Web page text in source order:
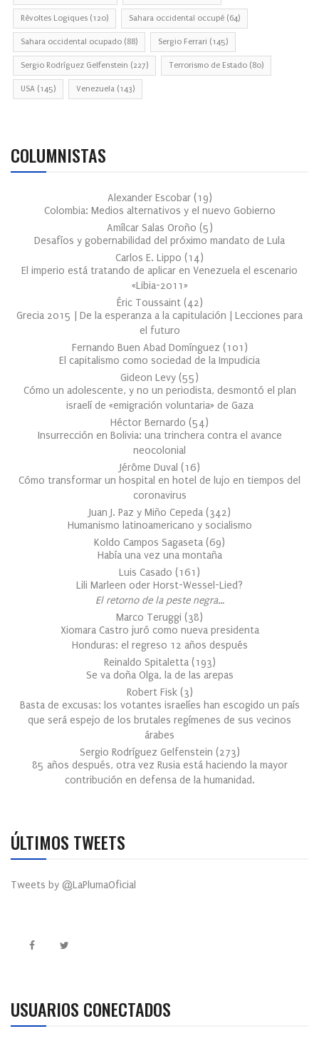
Révoltes Logiques (120) Sahara occidental occupé (64)
Sahara occidental ocupado (88) Sergio Ferrari (145)
Sergio Rodríguez Gelfenstein (227) Terrorismo de Estado (80)
USA (145) Venezuela (143)
COLUMNISTAS
Alexander Escobar (19)
Colombia: Medios alternativos y el nuevo Gobierno
Amílcar Salas Oroño (5)
Desafíos y gobernabilidad del próximo mandato de Lula
Carlos E. Lippo (14)
El imperio está tratando de aplicar en Venezuela el escenario
«Libia-2011»
Éric Toussaint (42)
Grecia 2015 | De la esperanza a la capitulación | Lecciones para
el futuro
Fernando Buen Abad Domínguez (101 )
El capitalismo como sociedad de la Impudicia
Gideon Levy (55)
Cómo un adolescente, y no un periodista, desmontó el plan
israelí de «emigración voluntaria» de Gaza
Héctor Bernardo (54)
Insurrección en Bolivia: una trinchera contra el avance
neocolonial
Jérôme Duval (16)
Cómo transformar un hospital en hotel de lujo en tiempos del
coronavirus
Juan J. Paz y Miño Cepeda (342)
Humanismo latinoamericano y socialismo
Koldo Campos Sagaseta (69)
Había una vez una montaña
Luis Casado (161 )
Lili Marleen oder Horst-Wessel-Lied?
El retorno de la peste negra…
Marco Teruggi (38)
Xiomara Castro juró como nueva presidenta
Honduras: el regreso 12 años después
Reinaldo Spitaletta (193)
Se va doña Olga, la de las arepas
Robert Fisk (3)
Basta de excusas: los votantes israelíes han escogido un país
que será espejo de los brutales regímenes de sus vecinos
árabes
Sergio Rodríguez Gelfenstein (273)
85 años después, otra vez Rusia está haciendo la mayor
contribución en defensa de la humanidad.
ÚLTIMOS TWEETS
Tweets by @LaPlumaOficial
USUARIOS CONECTADOS